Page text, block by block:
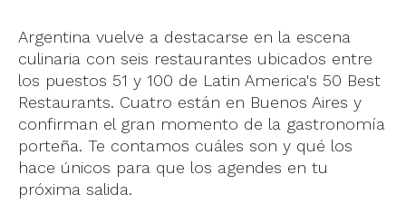
Argentina vuelve a destacarse en la escena
culinaria con seis restaurantes ubicados entre
los puestos 51 y 100 de Latin America's 50 Best
Restaurants. Cuatro están en Buenos Aires y
confirman el gran momento de la gastronomía
porteña. Te contamos cuáles son y qué los
hace únicos para que los agendes en tu
próxima salida.